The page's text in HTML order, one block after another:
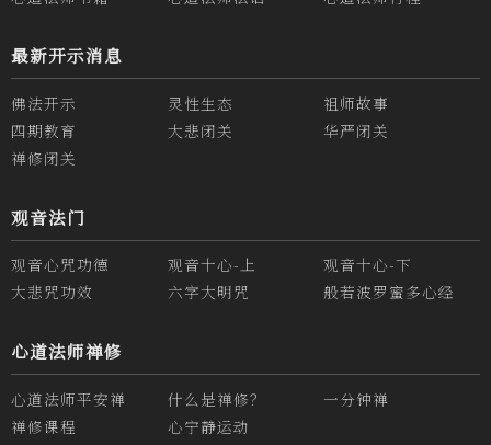
最新开示消息
佛法开示 灵性生态
祖师故事
四期教育
大悲闭关
华严闭关
禅修闭关
观音法门
观音心咒功德 观音十心-上
观音十心-下
大悲咒功效
六字大明咒 般若波罗蜜多心经
心道法师禅修
心道法师平安禅 什么是禅修？
一分钟禅
禅修课程
心宁静运动